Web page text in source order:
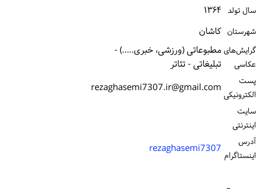
سال تولد ۱۳۶۴
شهرستان كاشان
گرایش‌های
عکاسی
مطبوعاتی (ورزشی، خبری.....) -
تبلیغاتی - تئاتر
پست
الكترونیكی rezaghasemi7307.ir@gmail.com
سایت
اینترنتی
آدرس
اینستاگرام rezaghasemi7307